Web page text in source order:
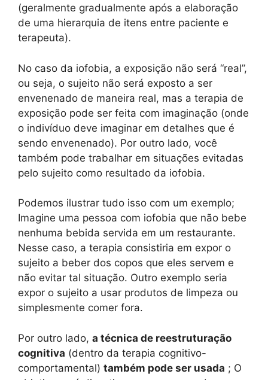
(geralmente gradualmente após a elaboração
de uma hierarquia de itens entre paciente e
terapeuta).
No caso da iofobia, a exposição não será “real”,
ou seja, o sujeito não será exposto a ser
envenenado de maneira real, mas a terapia de
exposição pode ser feita com imaginação (onde
o indivíduo deve imaginar em detalhes que é
sendo envenenado). Por outro lado, você
também pode trabalhar em situações evitadas
pelo sujeito como resultado da iofobia.
Podemos ilustrar tudo isso com um exemplo;
Imagine uma pessoa com iofobia que não bebe
nenhuma bebida servida em um restaurante.
Nesse caso, a terapia consistiria em expor o
sujeito a beber dos copos que eles servem e
não evitar tal situação. Outro exemplo seria
expor o sujeito a usar produtos de limpeza ou
simplesmente comer fora.
Por outro lado, a técnica de reestruturação
cognitiva (dentro da terapia cognitivo-
comportamental) também pode ser usada ; O